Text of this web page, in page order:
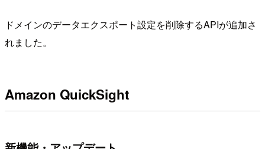
ドメインのデータエクスポート設定を削除するAPIが追加さ
れました。
Amazon QuickSight